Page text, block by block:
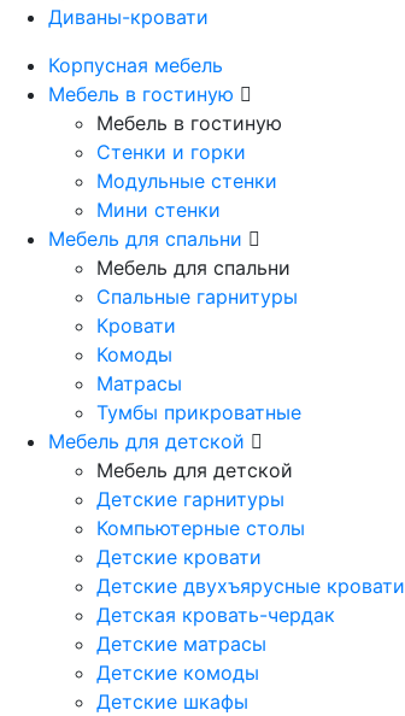
Диваны-кровати
Корпусная мебель
Мебель в гостиную
Мебель в гостиную
Стенки и горки
Модульные стенки
Мини стенки
Мебель для спальни
Мебель для спальни
Спальные гарнитуры
Кровати
Комоды
Матрасы
Тумбы прикроватные
Мебель для детской
Мебель для детской
Детские гарнитуры
Компьютерные столы
Детские кровати
Детские двухъярусные кровати
Детская кровать-чердак
Детские матрасы
Детские комоды
Детские шкафы